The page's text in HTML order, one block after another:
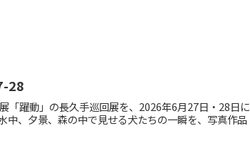
28
「躍動」の長久手巡回展を、2026年6月27日・28日に
中、夕景、森の中で見せる犬たちの一瞬を、写真作品